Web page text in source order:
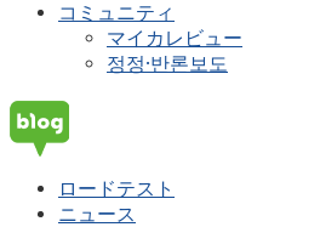
コミュニティ
マイカレビュー
정정·반론보도
ロードテスト
ニュース